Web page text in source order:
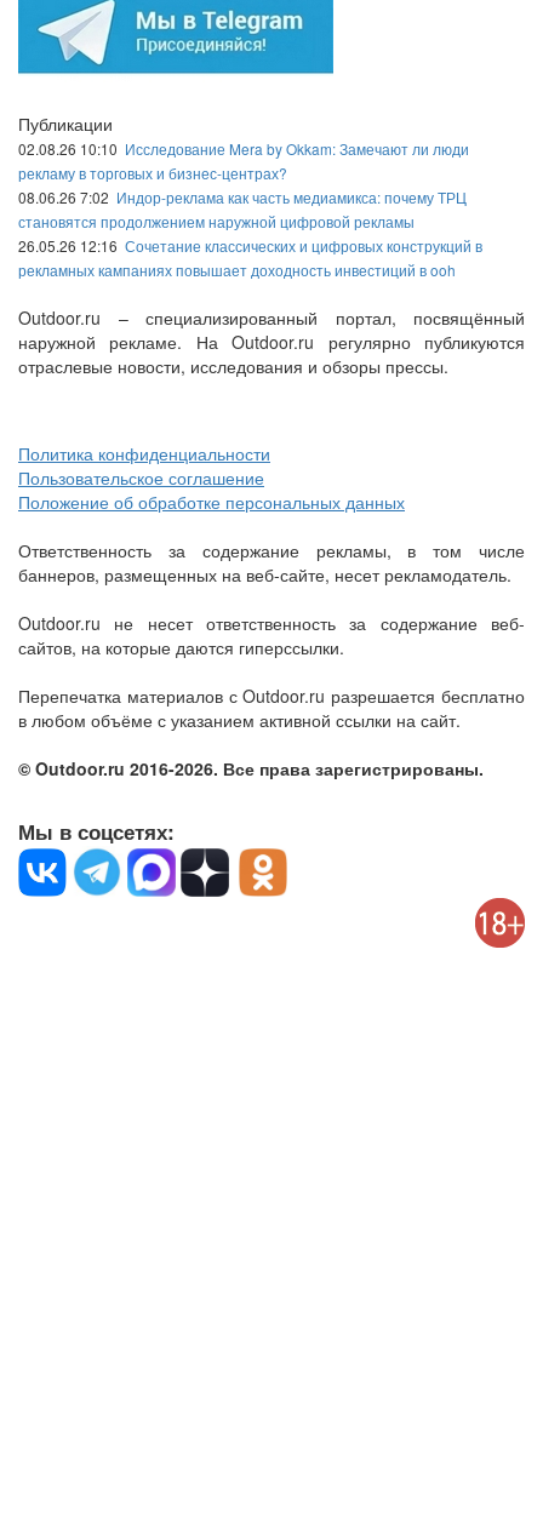
Публикации
02.08.26 10:10 Исследование Mera by Okkam: Замечают ли люди
рекламу в торговых и бизнес-центрах?
08.06.26 7:02 Индор-реклама как часть медиамикса: почему ТРЦ
становятся продолжением наружной цифровой рекламы
26.05.26 12:16 Сочетание классических и цифровых конструкций в
рекламных кампаниях повышает доходность инвестиций в ooh
Outdoor.ru – специализированный портал, посвящённый
наружной рекламе. На Outdoor.ru регулярно публикуются
отраслевые новости, исследования и обзоры прессы.
Политика конфиденциальности
Пользовательское соглашение
Положение об обработке персональных данных
Ответственность за содержание рекламы, в том числе
баннеров, размещенных на веб-сайте, несет рекламодатель.
Outdoor.ru не несет ответственность за содержание веб-
сайтов, на которые даются гиперссылки.
Перепечатка материалов с Outdoor.ru разрешается бесплатно
в любом объёме с указанием активной ссылки на сайт.
© Outdoor.ru 2016-2026. Все права зарегистрированы.
Мы в соцсетях: